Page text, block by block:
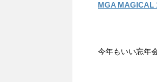
MGA MAGICAL
今年もいい忘年